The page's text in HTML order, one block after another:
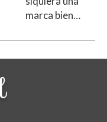
marca bien…